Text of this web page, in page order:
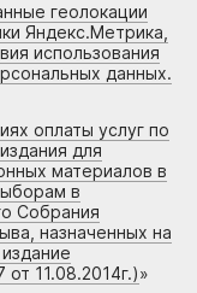
геолокации
Яндекс.Метрика,
использования
данных.
оплаты услуг по
для
материалов в
в
Собрания
назначенных на
11.08.2014г.)»